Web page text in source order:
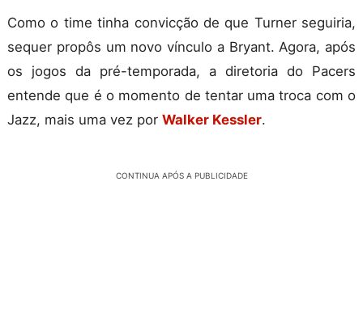
Como o time tinha convicção de que Turner seguiria,
sequer propôs um novo vínculo a Bryant. Agora, após
os jogos da pré-temporada, a diretoria do Pacers
entende que é o momento de tentar uma troca com o
Jazz, mais uma vez por Walker Kessler.
CONTINUA APÓS A PUBLICIDADE